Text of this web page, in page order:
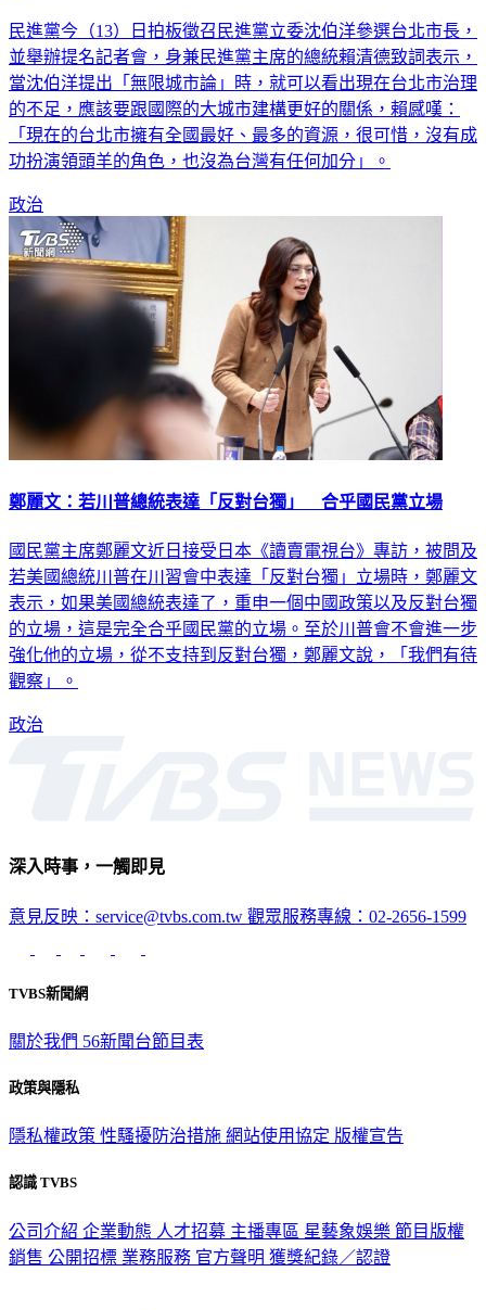
民進黨今（13）日拍板徵召民進黨立委沈伯洋參選台北市長，
並舉辦提名記者會，身兼民進黨主席的總統賴清德致詞表示，
當沈伯洋提出「無限城市論」時，就可以看出現在台北市治理
的不足，應該要跟國際的大城市建構更好的關係，賴感嘆：
「現在的台北市擁有全國最好、最多的資源，很可惜，沒有成
功扮演領頭羊的角色，也沒為台灣有任何加分」。
政治
鄭麗文：若川普總統表達「反對台獨」 合乎國民黨立場
國民黨主席鄭麗文近日接受日本《讀賣電視台》專訪，被問及
若美國總統川普在川習會中表達「反對台獨」立場時，鄭麗文
表示，如果美國總統表達了，重申一個中國政策以及反對台獨
的立場，這是完全合乎國民黨的立場。至於川普會不會進一步
強化他的立場，從不支持到反對台獨，鄭麗文說，「我們有待
觀察」。
政治
深入時事，一觸即見
意見反映：service@tvbs.com.tw 觀眾服務專線：02-2656-1599
TVBS新聞網
關於我們 56新聞台節目表
政策與隱私
隱私權政策 性騷擾防治措施 網站使用協定 版權宣告
認識 TVBS
公司介紹 企業動態 人才招募 主播專區 星藝象娛樂 節目版權
銷售 公開招標 業務服務 官方聲明 獲獎紀錄／認證